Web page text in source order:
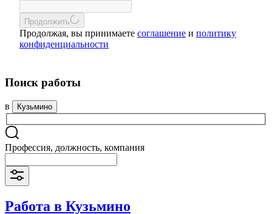
Продолжить
Продолжая, вы принимаете соглашение и политику
конфиденциальности
Поиск работы
в Кузьмино
Профессия, должность, компания
Работа в Кузьмино